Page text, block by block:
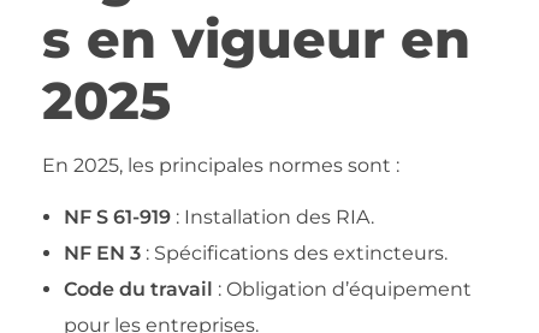
s en vigueur en
2025
En 2025, les principales normes sont :
NF S 61-919: Installation des RIA.
NF EN 3: Spécifications des extincteurs.
Code du travail : Obligation d’équipement
pour les entreprises.